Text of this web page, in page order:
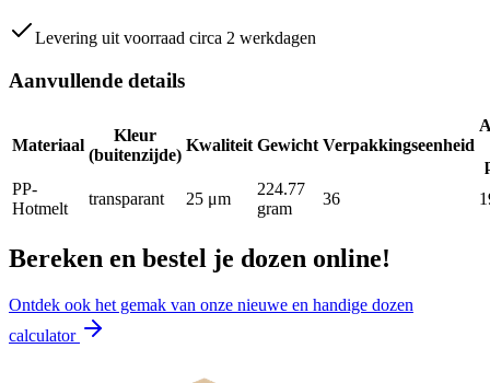
Levering uit voorraad circa 2 werkdagen
Aanvullende details
Materiaal
Kleur
(buitenzijde)
Kwaliteit Gewicht Verpakkingseenheid
PP-
Hotmelt
transparant 25 μm
224.77
gram
36
Bereken en bestel je dozen online!
Ontdek ook het gemak van onze nieuwe en handige dozen
calculator